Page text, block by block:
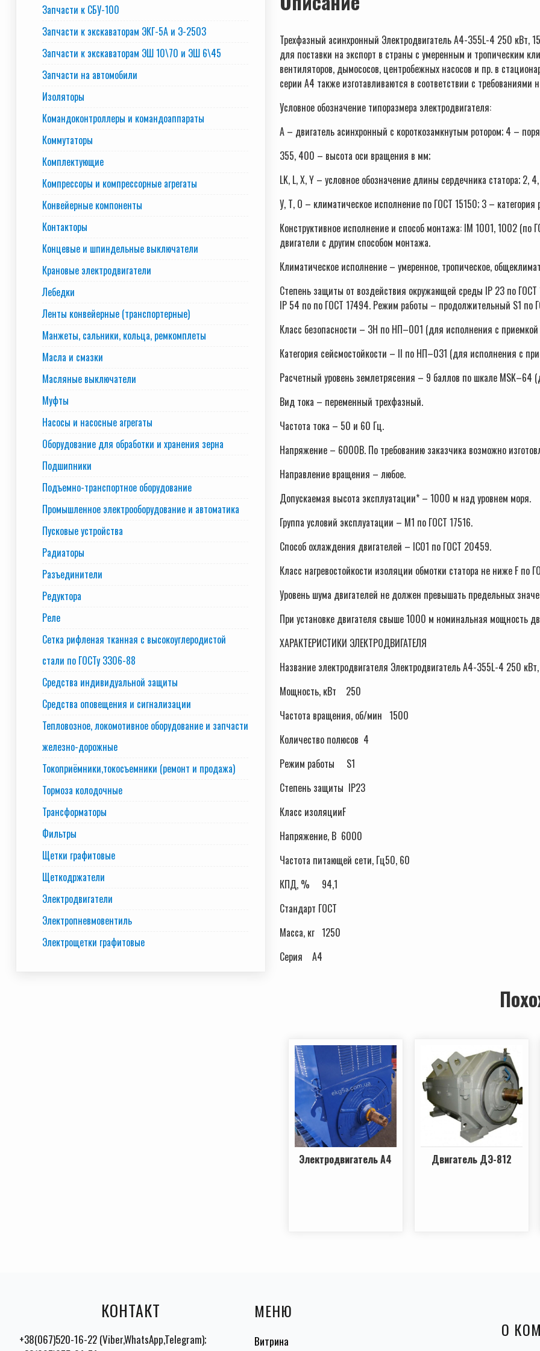
Трехфазный асинхронный Электродвигатель А4-355L-4 250 кВт,
для поставки на экспорт в страны с умеренным и тропическим
вентиляторов, дымососов, центробежных насосов и пр. в
серии А4 также изготавливаются в соответствии с
Условное обозначение типоразмера электродвигателя:
А – двигатель асинхронный с короткозамкнутым ротором; 4 –
355, 400 – высота оси вращения в мм;
LK, L, X, Y – условное обозначение длины сердечника статора; 2,
У, Т, О – климатическое исполнение по ГОСТ 15150; 3 –
Конструктивное исполнение и способ монтажа: IM 1001, 1002 (по
двигатели с другим способом монтажа.
Климатическое исполнение – умеренное, тропическое,
Степень защиты от воздействия окружающей среды IP 23 по
IP 54 по по ГОСТ 17494. Режим работы – продолжительный S1 по
Класс безопасности – 3Н по НП–001 (для исполнения с
Категория сейсмостойкости – II по НП–031 (для исполнения с
Расчетный уровень землетрясения – 9 баллов по шкале MSK–64
Вид тока – переменный трехфазный.
Частота тока – 50 и 60 Гц.
Напряжение – 6000В. По требованию заказчика возможно
Направление вращения – любое.
Допускаемая высота эксплуатации* – 1000 м над уровнем моря.
Группа условий эксплуатации – M1 по ГОСТ 17516.
Способ охлаждения двигателей – IC01 по ГОСТ 20459.
Класс нагревостойкости изоляции обмотки статора не ниже F по
Уровень шума двигателей не должен превышать предельных
При установке двигателя свыше 1000 м номинальная мощность
ХАРАКТЕРИСТИКИ ЭЛЕКТРОДВИГАТЕЛЯ
Название электродвигателя Электродвигатель А4-355L-4 250
Мощность, кВт 250
Частота вращения, об/мин 1500
Количество полюсов 4
Режим работы S1
Степень защиты IP23
Класс изоляцииF
Напряжение, В 6000
Частота питающей сети, Гц50, 60
КПД, % 94,1
Стандарт ГОСТ
Масса, кг 1250
Серия А4
Электродвигатель А4 Двигатель ДЭ-812
Запчасти к СБУ-100
Запчасти к экскаваторам ЭКГ-5А и Э-2503
Запчасти к экскаваторам ЭШ 10\70 и ЭШ 6\45
Запчасти на автомобили
Изоляторы
Командоконтроллеры и командоаппараты
Коммутаторы
Комплектующие
Компрессоры и компрессорные агрегаты
Конвейерные компоненты
Контакторы
Концевые и шпиндельные выключатели
Крановые электродвигатели
Лебедки
Ленты конвейерные (транспортерные)
Манжеты, сальники, кольца, ремкомплеты
Масла и смазки
Масляные выключатели
Муфты
Насосы и насосные агрегаты
Оборудование для обработки и хранения зерна
Подшипники
Подъемно-транспортное оборудование
Промышленное электрооборудование и автоматика
Пусковые устройства
Радиаторы
Разъединители
Редуктора
Реле
Сетка рифленая тканная с высокоуглеродистой
стали по ГОСТу 3306-88
Средства индивидуальной защиты
Средства оповещения и сигнализации
Тепловозное, локомотивное оборудование и запчасти
железно-дорожные
Токоприёмники,токосъемники (ремонт и продажа)
Тормоза колодочные
Трансформаторы
Фильтры
Щетки графитовые
Щеткодржатели
Электродвигатели
Электропневмовентиль
Электрощетки графитовые
КОНТАКТ
+38(067)520-16-22 (Viber,WhatsApp,Telegram);
МЕНЮ
Витрина
О